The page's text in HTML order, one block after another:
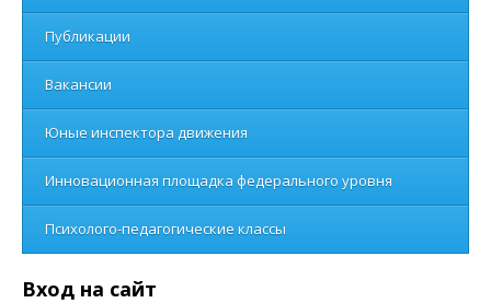
Публикации
Вакансии
Юные инспектора движения
Инновационная площадка федерального уровня
Психолого-педагогические классы
Вход на сайт